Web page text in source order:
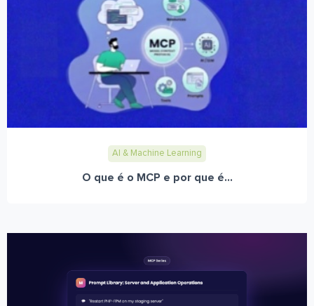
AI & Machine Learning
O que é o MCP e por que é...